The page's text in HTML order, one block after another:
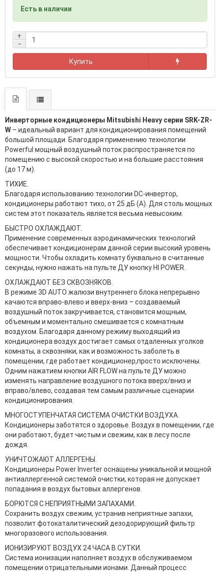
Есть в наличии
+
−
Купить
Инверторные кондиционеры Mitsubishi Heavy серии SRK-ZR-
W – идеальный вариант для кондиционирования помещений
большой площади. Благодаря применению технологии
Powerful мощный воздушный поток распространяется по
помещению с высокой скоростью и на большие расстояния
(до 17 м).
ТИХИЕ.
Благодаря использованию технологии DC-инвертор,
кондиционеры работают тихо, от 25 дБ (А). Для столь мощных
систем этот показатель является весьма невысоким.
БЫСТРО ОХЛАЖДАЮТ.
Применение современных аэродинамических технологий
обеспечивает кондиционерам данной серии высокий уровень
мощности. Чтобы охладить комнату буквально в считанные
секунды, нужно нажать на пульте ДУ кнопку HI POWER.
ОХЛАЖДАЮТ БЕЗ СКВОЗНЯКОВ.
В режиме 3D AUTO жалюзи внутреннего блока непрерывно
качаются вправо-влево и вверх-вниз – создаваемый
воздушный поток закручивается, становится мощным,
объемным и моментально смешивается с комнатным
воздухом. Благодаря данному режиму выходящий из
кондиционера воздух достигает самых отдаленных уголков
комнаты, а сквозняки, как и возможность заболеть в
помещении, где работает кондиционер,просто исключены.
Одним нажатием кнопки AIR FLOW на пульте ДУ можно
изменять направление воздушного потока вверх/вниз и
вправо/влево, создавая тем самым различные сценарии
кондиционирования.
МНОГОСТУПЕНЧАТАЯ СИСТЕМА ОЧИСТКИ ВОЗДУХА.
Кондиционеры заботятся о здоровье. Воздух в помещении, где
они работают, будет чистым и свежим, как в лесу после
дождя.
УНИЧТОЖАЮТ АЛЛЕРГЕНЫ.
Кондиционеры Power Inverter оснащены уникальной и мощной
антиаллергенной системой очистки, которая не допускает
попадания в воздух бытовых аллергенов.
БОРЮТСЯ С НЕПРИЯТНЫМИ ЗАПАХАМИ.
Сохранить воздух свежим, устранив неприятные запахи,
позволит фотокаталитический дезодорирующий фильтр
многоразового использования.
ИОНИЗИРУЮТ ВОЗДУХ 24 ЧАСА В СУТКИ.
Система ионизации наполняет воздух в обслуживаемом
помещении отрицательными ионами. Данный процесс